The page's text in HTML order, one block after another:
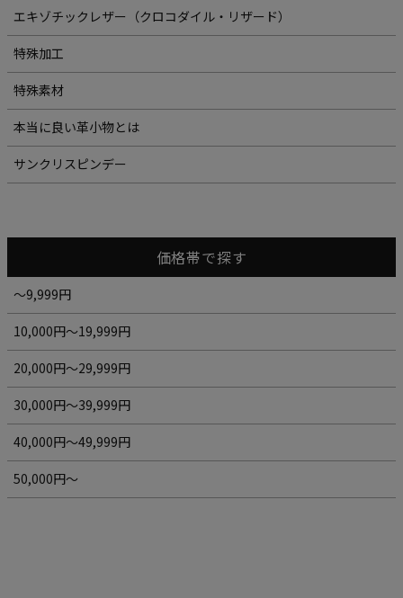
エキゾチックレザー（クロコダイル・リザード）
特殊加工
特殊素材
本当に良い革小物とは
サンクリスピンデー
価格帯で探す
～9,999円
10,000円～19,999円
20,000円～29,999円
30,000円～39,999円
40,000円～49,999円
50,000円～